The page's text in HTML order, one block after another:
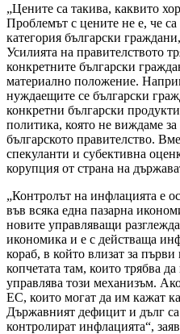
„Цените са такива, каквито
Проблемът с цените не е, че
категория български
Усилията на правителството
конкретните български
материално положение.
нуждаещите се български
конкретни български
политика, която не виждаме
българското правителство.
спекуланти и субективна
корупция от страна на
„Контролът на инфлацията е
във всяка една пазарна
новите управляващи
икономика и е с действаща
кораб, в който влизат за първи
копчетата там, които трябва
управлява този механизъм.
ЕС, които могат да им кажат
Държавният дефицит и дълг
контролират инфлацията“,